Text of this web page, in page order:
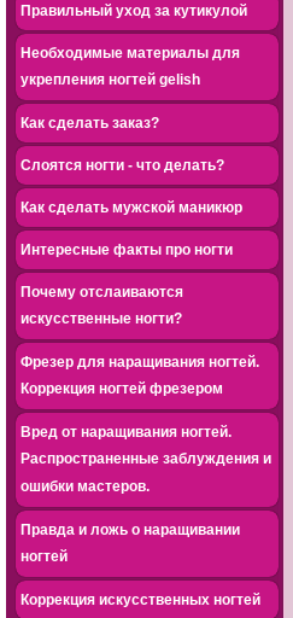
Правильный уход за кутикулой
Необходимые материалы для
укрепления ногтей gelish
Как сделать заказ?
Слоятся ногти - что делать?
Как сделать мужской маникюр
Интересные факты про ногти
Почему отслаиваются
искусственные ногти?
Фрезер для наращивания ногтей.
Коррекция ногтей фрезером
Вред от наращивания ногтей.
Распространенные заблуждения и
ошибки мастеров.
Правда и ложь о наращивании
ногтей
Коррекция искусственных ногтей